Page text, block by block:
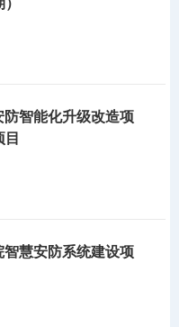
智能化升级改造项
智慧安防系统建设项